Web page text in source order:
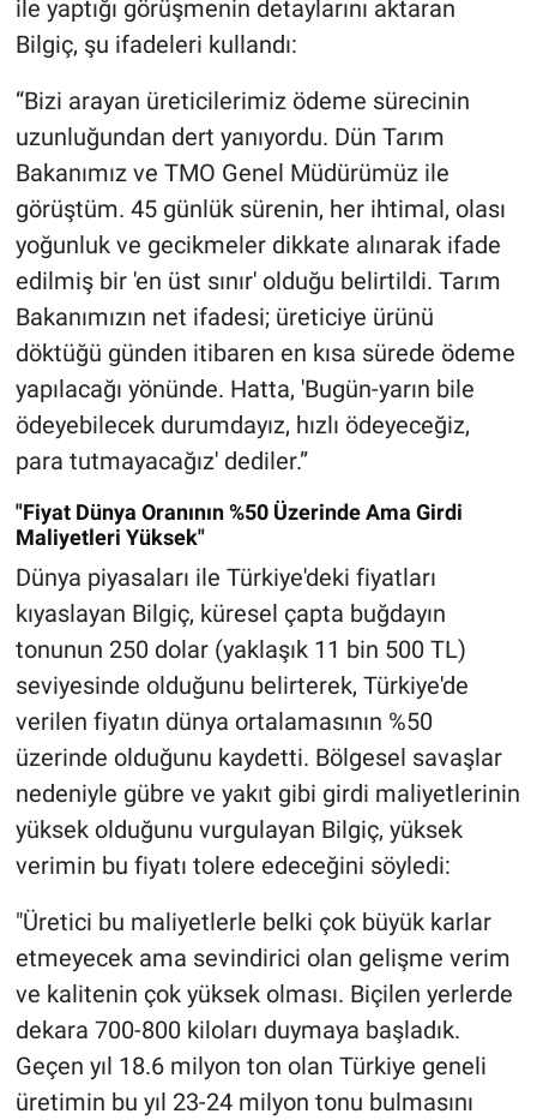
ile yaptığı görüşmenin detaylarını aktaran
Bilgiç, şu ifadeleri kullandı:
“Bizi arayan üreticilerimiz ödeme sürecinin
uzunluğundan dert yanıyordu. Dün Tarım
Bakanımız ve TMO Genel Müdürümüz ile
görüştüm. 45 günlük sürenin, her ihtimal, olası
yoğunluk ve gecikmeler dikkate alınarak ifade
edilmiş bir 'en üst sınır' olduğu belirtildi. Tarım
Bakanımızın net ifadesi; üreticiye ürünü
döktüğü günden itibaren en kısa sürede ödeme
yapılacağı yönünde. Hatta, 'Bugün-yarın bile
ödeyebilecek durumdayız, hızlı ödeyeceğiz,
para tutmayacağız' dediler.”
"Fiyat Dünya Oranının %50 Üzerinde Ama Girdi
Maliyetleri Yüksek"
Dünya piyasaları ile Türkiye'deki fiyatları
kıyaslayan Bilgiç, küresel çapta buğdayın
tonunun 250 dolar (yaklaşık 11 bin 500 TL)
seviyesinde olduğunu belirterek, Türkiye'de
verilen fiyatın dünya ortalamasının %50
üzerinde olduğunu kaydetti. Bölgesel savaşlar
nedeniyle gübre ve yakıt gibi girdi maliyetlerinin
yüksek olduğunu vurgulayan Bilgiç, yüksek
verimin bu fiyatı tolere edeceğini söyledi:
"Üretici bu maliyetlerle belki çok büyük karlar
etmeyecek ama sevindirici olan gelişme verim
ve kalitenin çok yüksek olması. Biçilen yerlerde
dekara 700-800 kiloları duymaya başladık.
Geçen yıl 18.6 milyon ton olan Türkiye geneli
üretimin bu yıl 23-24 milyon tonu bulmasını